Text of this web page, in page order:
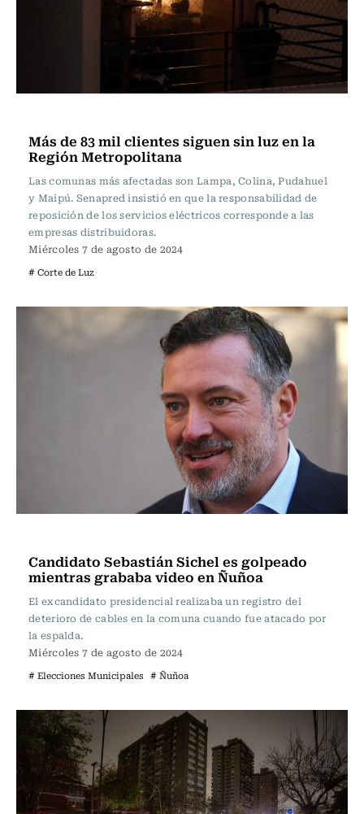
Más de 83 mil clientes siguen sin luz en la
Región Metropolitana
Las comunas más afectadas son Lampa, Colina, Pudahuel
y Maipú. Senapred insistió en que la responsabilidad de
reposición de los servicios eléctricos corresponde a las
empresas distribuidoras.
Miércoles 7 de agosto de 2024
# Corte de Luz
Candidato Sebastián Sichel es golpeado
mientras grababa video en Ñuñoa
El excandidato presidencial realizaba un registro del
deterioro de cables en la comuna cuando fue atacado por
la espalda.
Miércoles 7 de agosto de 2024
# Elecciones Municipales # Ñuñoa